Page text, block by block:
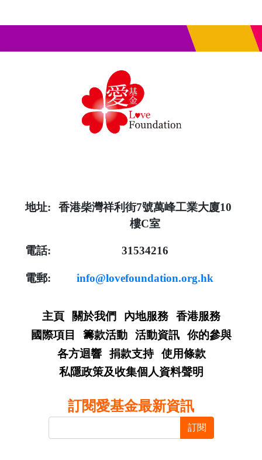
地址:
香港柴灣祥利街7號萬峰工業大廈10
樓C室
電話: 31534216
電郵: info@lovefoundation.org.hk
主頁 關於我們 內地服務
香港服務
國際項目
籌款活動 活動資訊
你的參與
各方迴響
捐款支持
使用條款
私隱政策及收集個人資料聲明
訂閱愛基金最新資訊
訂閱